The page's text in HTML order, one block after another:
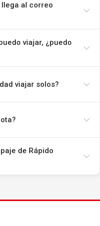
llega al correo
viajar, ¿puedo
viajar solos?
de Rápido